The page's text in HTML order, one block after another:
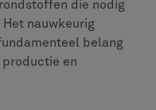
directe integratie
van
voor